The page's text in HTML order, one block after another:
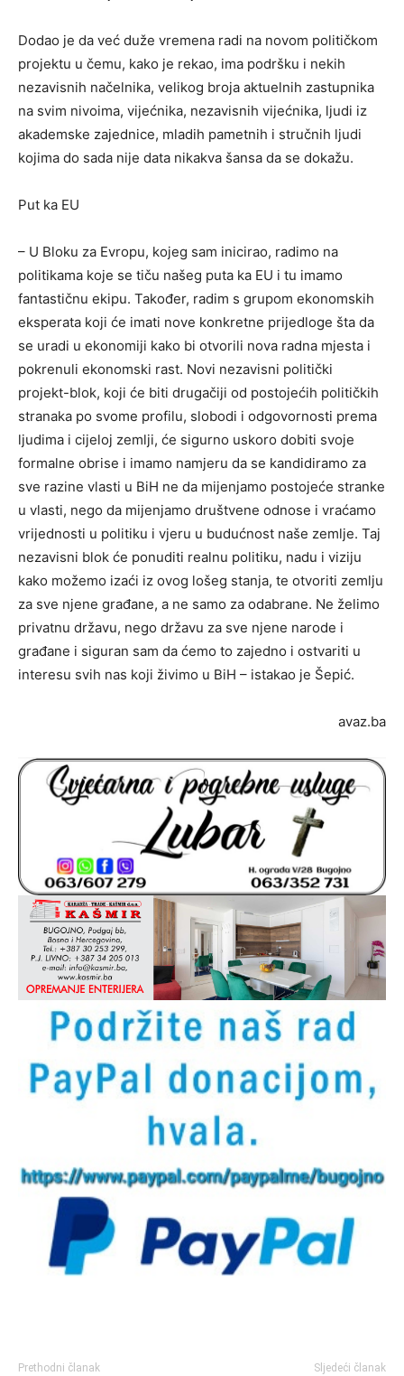
Dodao je da već duže vremena radi na novom političkom
projektu u čemu, kako je rekao, ima podršku i nekih
nezavisnih načelnika, velikog broja aktuelnih zastupnika
na svim nivoima, vijećnika, nezavisnih vijećnika, ljudi iz
akademske zajednice, mladih pametnih i stručnih ljudi
kojima do sada nije data nikakva šansa da se dokažu.
Put ka EU
– U Bloku za Evropu, kojeg sam inicirao, radimo na
politikama koje se tiču našeg puta ka EU i tu imamo
fantastičnu ekipu. Također, radim s grupom ekonomskih
eksperata koji će imati nove konkretne prijedloge šta da
se uradi u ekonomiji kako bi otvorili nova radna mjesta i
pokrenuli ekonomski rast. Novi nezavisni politički
projekt-blok, koji će biti drugačiji od postojećih političkih
stranaka po svome profilu, slobodi i odgovornosti prema
ljudima i cijeloj zemlji, će sigurno uskoro dobiti svoje
formalne obrise i imamo namjeru da se kandidiramo za
sve razine vlasti u BiH ne da mijenjamo postojeće stranke
u vlasti, nego da mijenjamo društvene odnose i vraćamo
vrijednosti u politiku i vjeru u budućnost naše zemlje. Taj
nezavisni blok će ponuditi realnu politiku, nadu i viziju
kako možemo izaći iz ovog lošeg stanja, te otvoriti zemlju
za sve njene građane, a ne samo za odabrane. Ne želimo
privatnu državu, nego državu za sve njene narode i
građane i siguran sam da ćemo to zajedno i ostvariti u
interesu svih nas koji živimo u BiH – istakao je Šepić.
avaz.ba
Prethodni članak Sljedeći članak